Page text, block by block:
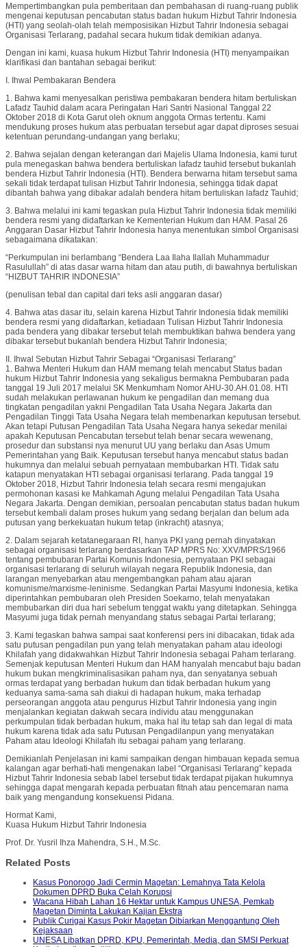
Mempertimbangkan pula pemberitaan dan pembahasan di ruang-ruang publik
mengenai keputusan pencabutan status badan hukum Hizbut Tahrir Indonesia
(HTI) yang seolah-olah telah memposisikan Hizbut Tahrir Indonesia sebagai
Organisasi Terlarang, padahal secara hukum tidak demikian adanya.
Dengan ini kami, kuasa hukum Hizbut Tahrir Indonesia (HTI) menyampaikan
klarifikasi dan bantahan sebagai berikut:
I. Ihwal Pembakaran Bendera
1. Bahwa kami menyesalkan peristiwa pembakaran bendera hitam bertuliskan
Lafadz Tauhid dalam acara Peringatan Hari Santri Nasional Tanggal 22
Oktober 2018 di Kota Garut oleh oknum anggota Ormas tertentu. Kami
mendukung proses hukum atas perbuatan tersebut agar dapat diproses sesuai
ketentuan perundang-undangan yang berlaku;
2. Bahwa sejalan dengan keterangan dari Majelis Ulama Indonesia, kami turut
pula menegaskan bahwa bendera bertuliskan lafadz tauhid tersebut bukanlah
bendera Hizbut Tahrir Indonesia (HTI). Bendera berwarna hitam tersebut sama
sekali tidak terdapat tulisan Hizbut Tahrir Indonesia, sehingga tidak dapat
dibantah bahwa yang dibakar adalah bendera hitam bertuliskan lafadz Tauhid;
3. Bahwa melalui ini kami tegaskan pula Hizbut Tahrir Indonesia tidak memiliki
bendera resmi yang didaftarkan ke Kementerian Hukum dan HAM. Pasal 26
Anggaran Dasar Hizbut Tahrir Indonesia hanya menentukan simbol Organisasi
sebagaimana dikatakan:
“Perkumpulan ini berlambang “Bendera Laa Ilaha Ilallah Muhammadur
Rasulullah” di atas dasar warna hitam dan atau putih, di bawahnya bertuliskan
“HIZBUT TAHRIR INDONESIA”
(penulisan tebal dan capital dari teks asli anggaran dasar)
4. Bahwa atas dasar itu, selain karena Hizbut Tahrir Indonesia tidak memiliki
bendera resmi yang didaftarkan, ketiadaan Tulisan Hizbut Tahrir Indonesia
pada bendera yang dibakar tersebut telah membuktikan bahwa bendera yang
dibakar tersebut bukanlah bendera Hizbut Tahrir Indonesia;
II. Ihwal Sebutan Hizbut Tahrir Sebagai “Organisasi Terlarang”
1. Bahwa Menteri Hukum dan HAM memang telah mencabut Status badan
hukum Hizbut Tahrir Indonesia yang sekaligus bermakna Pembubaran pada
tanggal 19 Juli 2017 melalui SK Menkumham Nomor AHU-30.AH.01.08. HTI
sudah melakukan perlawanan hukum ke pengadilan dan memang dua
tingkatan pengadilan yakni Pengadilan Tata Usaha Negara Jakarta dan
Pengadilan Tinggi Tata Usaha Negara telah membenarkan keputusan tersebut.
Akan tetapi Putusan Pengadilan Tata Usaha Negara hanya sekedar menilai
apakah Keputusan Pencabutan tersebut telah benar secara wewenang,
prosedur dan substansi nya menurut UU yang berlaku dan Asas Umum
Pemerintahan yang Baik. Keputusan tersebut hanya mencabut status badan
hukumnya dan melalui sebuah pernyataan membubarkan HTI. Tidak satu
katapun menyatakan HTI sebagai organisasi terlarang. Pada tanggal 19
Oktober 2018, Hizbut Tahrir Indonesia telah secara resmi mengajukan
permohonan kasasi ke Mahkamah Agung melalui Pengadilan Tata Usaha
Negara Jakarta. Dengan demikian, persoalan pencabutan status badan hukum
tersebut kembali dalam proses hukum yang sedang berjalan dan belum ada
putusan yang berkekuatan hukum tetap (inkracht) atasnya;
2. Dalam sejarah ketatanegaraan RI, hanya PKI yang pernah dinyatakan
sebagai organisasi terlarang berdasarkan TAP MPRS No: XXV/MPRS/1966
tentang pembubaran Partai Komunis Indonesia, pernyataan PKI sebagai
organisasi terlarang di seluruh wilayah negara Republik Indonesia, dan
larangan menyebarkan atau mengembangkan paham atau ajaran
komunisme/marxisme-leninisme. Sedangkan Partai Masyumi Indonesia, ketika
diperintahkan pembubaran oleh Presiden Soekarno, telah menyatakan
membubarkan diri dua hari sebelum tenggat waktu yang ditetapkan. Sehingga
Masyumi juga tidak pernah menyandang status sebagai Partai terlarang;
3. Kami tegaskan bahwa sampai saat konferensi pers ini dibacakan, tidak ada
satu putusan pengadilan pun yang telah menyatakan paham atau ideologi
Khilafah yang didakwahkan Hizbut Tahrir Indonesia sebagai Paham terlarang.
Semenjak keputusan Menteri Hukum dan HAM hanyalah mencabut baju badan
hukum bukan mengkriminalisasikan paham nya, dan senyatanya sebuah
ormas terdapat yang berbadan hukum dan tidak berbadan hukum yang
keduanya sama-sama sah diakui di hadapan hukum, maka terhadap
perseorangan anggota atau pengurus Hizbut Tahrir Indonesia yang ingin
menjalankan kegiatan dakwah secara individu atau menggunakan
perkumpulan tidak berbadan hukum, maka hal itu tetap sah dan legal di mata
hukum karena tidak ada satu Putusan Pengadilanpun yang menyatakan
Paham atau Ideologi Khilafah itu sebagai paham yang terlarang.
Demikianlah Penjelasan ini kami sampaikan dengan himbauan kepada semua
kalangan agar berhati-hati mengenakan label “Organisasi Terlarang” kepada
Hizbut Tahrir Indonesia sebab label tersebut tidak terdapat pijakan hukumnya
sehingga dapat mengarah kepada perbuatan fitnah atau pencemaran nama
baik yang mengandung konsekuensi Pidana.
Hormat Kami,
Kuasa Hukum Hizbut Tahrir Indonesia
Prof. Dr. Yusril Ihza Mahendra, S.H., M.Sc.
Related Posts
Kasus Ponorogo Jadi Cermin Magetan: Lemahnya Tata Kelola
Dokumen DPRD Buka Celah Korupsi
Wacana Hibah Lahan 16 Hektar untuk Kampus UNESA, Pemkab
Magetan Diminta Lakukan Kajian Ekstra
Publik Curigai Kasus Pokir Magetan Dibiarkan Menggantung Oleh
Kejaksaan
UNESA Libatkan DPRD, KPU, Pemerintah, Media, dan SMSI Perkuat